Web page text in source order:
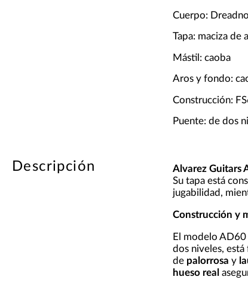
Cuerpo:
Tapa: maciza de
Mástil: caoba
Aros y fondo:
Construcción:
Puente: de dos
Descripción Alvarez Guitars
Su tapa está
jugabilidad,
Construcción y
El modelo
dos niveles,
de palorrosa y
hueso real